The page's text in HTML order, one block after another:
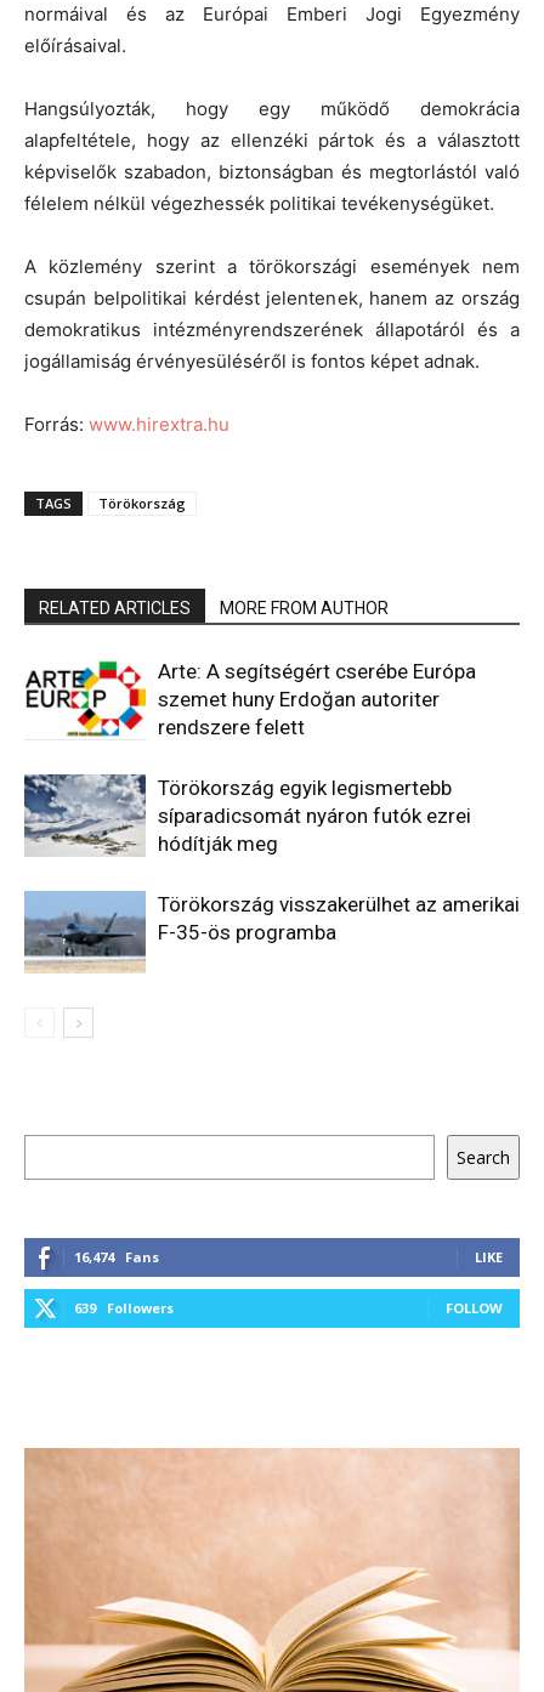
normáival és az Európai Emberi Jogi Egyezmény
előírásaival.
Hangsúlyozták, hogy egy működő demokrácia
alapfeltétele, hogy az ellenzéki pártok és a választott
képviselők szabadon, biztonságban és megtorlástól való
félelem nélkül végezhessék politikai tevékenységüket.
A közlemény szerint a törökországi események nem
csupán belpolitikai kérdést jelentenek, hanem az ország
demokratikus intézményrendszerének állapotáról és a
jogállamiság érvényesüléséről is fontos képet adnak.
Forrás: www.hirextra.hu
TAGS Törökország
RELATED ARTICLES MORE FROM AUTHOR
Arte: A segítségért cserébe Európa
szemet huny Erdoğan autoriter
rendszere felett
Törökország egyik legismertebb
síparadicsomát nyáron futók ezrei
hódítják meg
Törökország visszakerülhet az amerikai
F-35-ös programba
Search
16,474 Fans LIKE
639 Followers FOLLOW